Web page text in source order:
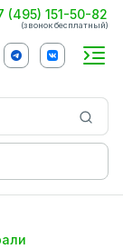
(495) 151-50-82
(звонок бесплатный)